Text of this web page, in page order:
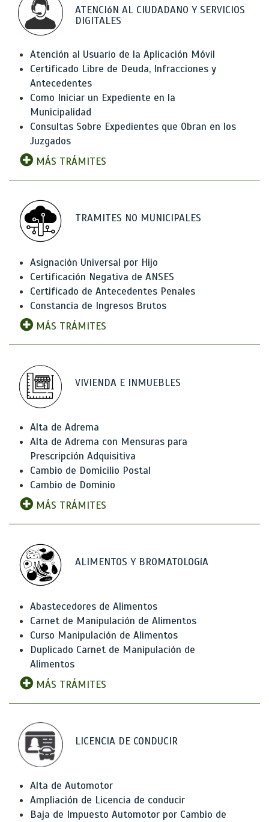
ATENCIóN AL CIUDADANO Y SERVICIOS
DIGITALES
Atención al Usuario de la Aplicación Móvil
Certificado Libre de Deuda, Infracciones y
Antecedentes
Como Iniciar un Expediente en la
Municipalidad
Consultas Sobre Expedientes que Obran en los
Juzgados
MÁS TRÁMITES
TRAMITES NO MUNICIPALES
Asignación Universal por Hijo
Certificación Negativa de ANSES
Certificado de Antecedentes Penales
Constancia de Ingresos Brutos
MÁS TRÁMITES
VIVIENDA E INMUEBLES
Alta de Adrema
Alta de Adrema con Mensuras para
Prescripción Adquisitiva
Cambio de Domicilio Postal
Cambio de Dominio
MÁS TRÁMITES
ALIMENTOS Y BROMATOLOGíA
Abastecedores de Alimentos
Carnet de Manipulación de Alimentos
Curso Manipulación de Alimentos
Duplicado Carnet de Manipulación de
Alimentos
MÁS TRÁMITES
LICENCIA DE CONDUCIR
Alta de Automotor
Ampliación de Licencia de conducir
Baja de Impuesto Automotor por Cambio de